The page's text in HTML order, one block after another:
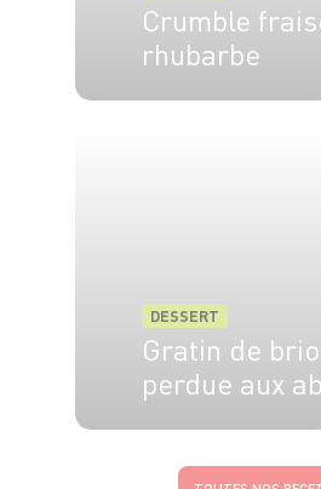
Crumble
rhubarbe
DESSERT
Gratin de
perdue aux